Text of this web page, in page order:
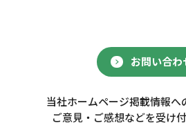
お問い合わ
当社ホームページ掲載情報へ
ご意見・ご感想などを受け